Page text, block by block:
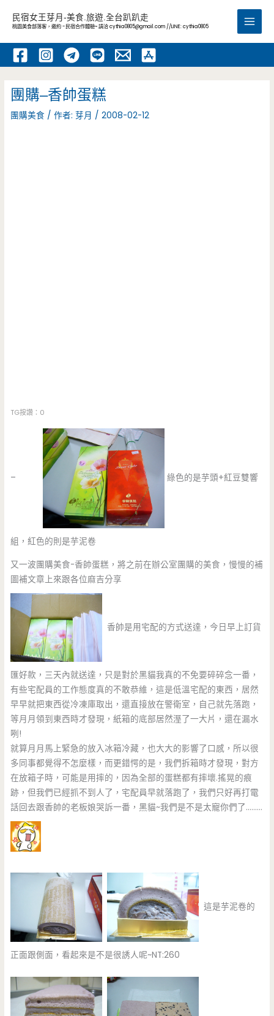
內
民宿女王芽月-美食.旅遊.全台趴趴走
桃園美食部落客，邀約 -民宿合作體驗~ 請洽cythia0805@gmail.com //LINE: cythia0805
Main
團購–香帥蛋糕
團購美食 / 作者:芽月 /2008-02-12
TG按讚：0
– 綠色的是芋頭+紅豆雙響
組，紅色的則是芋泥卷
又一波團購美食-香帥蛋糕，將之前在辦公室團購的美食，慢慢的補
圖補文章上來跟各位麻吉分享
香帥是用宅配的方式送達，今日早上訂貨
匯好款，三天內就送達，只是對於黑貓我真的不免要碎碎念一番，
有些宅配員的工作態度真的不敢恭維，這是低溫宅配的東西，居然
早早就把東西從冷凍庫取出，還直接放在警衛室，自己就先落跑，
等月月領到東西時才發現，紙箱的底部居然溼了一大片，還在漏水
咧!
就算月月馬上緊急的放入冰箱冷藏，也大大的影響了口感，所以很
多同事都覺得不怎麼樣，而更錯愕的是，我們拆箱時才發現，對方
在放箱子時，可能是用摔的，因為全部的蛋糕都有摔壞.搖晃的痕
跡，但我們已經抓不到人了，宅配員早就落跑了，我們只好再打電
話回去跟香帥的老板娘哭訴一番，黑貓~我們是不是太寵你們了………
這是芋泥卷的
正面跟側面，看起來是不是很誘人呢~NT:260